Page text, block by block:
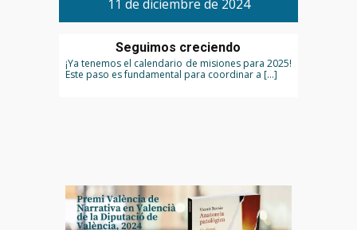
11 de diciembre de 2024
Seguimos creciendo
¡Ya tenemos el calendario de misiones para 2025!
Este paso es fundamental para coordinar a […]